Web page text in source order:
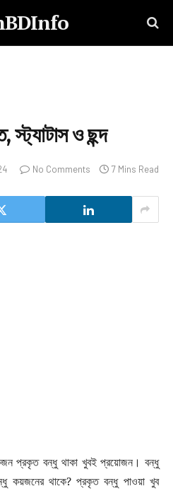
স্ট্যাটাস ও ছন্দ
No Comments 7 Mins Read
প্রকৃত বন্ধু থাকা খুবই প্রয়োজন। বন্ধু
কয়জনের থাকে? প্রকৃত বন্ধু পাওয়া খুব